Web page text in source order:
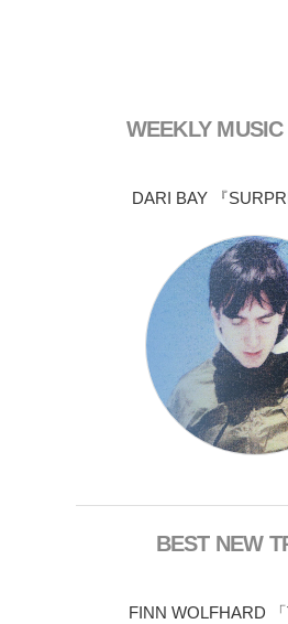
WEEKLY
DARI BAY 『
BEST NEW
FINN WOLFHARD 「